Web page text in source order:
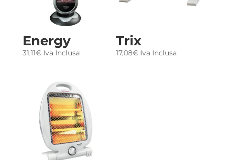
Energy
31,11€ Iva Inclusa
Trix
17,08€ Iva Inclusa